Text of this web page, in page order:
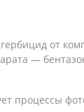
от
—
процессы